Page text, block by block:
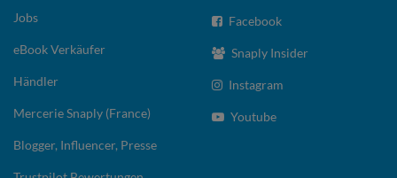
Jobs
eBook Verkäufer
Händler
Mercerie Snaply (France)
Blogger, Influencer, Presse
Facebook
Snaply Insider
Instagram
Youtube